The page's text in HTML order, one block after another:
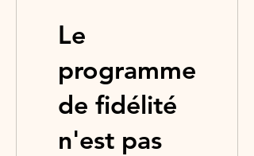
Le
programme
de fidélité
n'est pas